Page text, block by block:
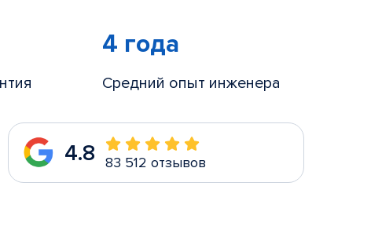
4 года
Средний опыт инженера
4.8 83 512 отзывов